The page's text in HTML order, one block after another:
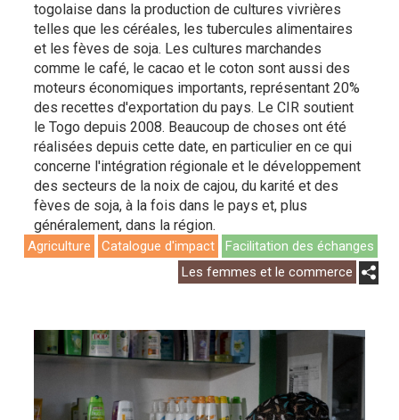
togolaise dans la production de cultures vivrières
telles que les céréales, les tubercules alimentaires
et les fèves de soja. Les cultures marchandes
comme le café, le cacao et le coton sont aussi des
moteurs économiques importants, représentant 20%
des recettes d'exportation du pays. Le CIR soutient
le Togo depuis 2008. Beaucoup de choses ont été
réalisées depuis cette date, en particulier en ce qui
concerne l'intégration régionale et le développement
des secteurs de la noix de cajou, du karité et des
fèves de soja, à la fois dans le pays et, plus
généralement, dans la région.
Agriculture Catalogue d'impact
Facilitation des échanges
Les femmes et le commerce